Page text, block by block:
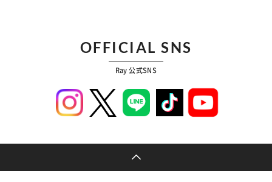
OFFICIAL SNS
Ray 公式SNS